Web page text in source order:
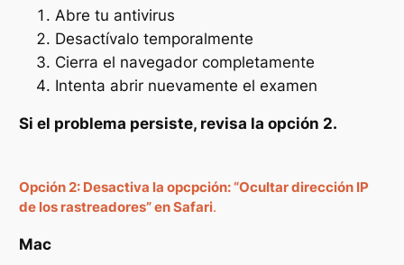
Abre tu antivirus
Desactívalo temporalmente
Cierra el navegador completamente
Intenta abrir nuevamente el examen
Si el problema persiste, revisa la opción 2.
Opción 2: Desactiva la opcpción: “Ocultar dirección IP
de los rastreadores” en Safari.
Mac